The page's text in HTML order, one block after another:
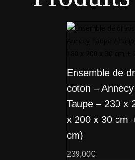
Ensemble de
coton –
Taupe – 230 x
x 200 x 30 cm
cm)
239,00€